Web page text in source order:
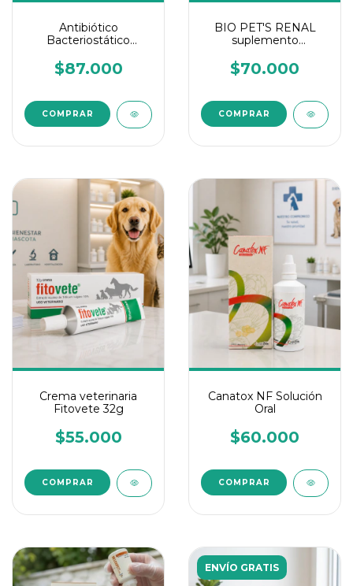
Antibiótico
Bacteriostático
$87.000
BIO PET'S RENAL
suplemento
$70.000
Crema veterinaria
Fitovete 32g
$55.000
Canatox NF Solución
Oral
$60.000
ENVÍO GRATIS